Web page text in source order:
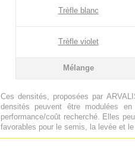
Trèfle blanc
Trèfle violet
Mélange
Ces densités, proposées par
densités peuvent être modulées
performance/coût recherché. Elles
favorables pour le semis, la levée et